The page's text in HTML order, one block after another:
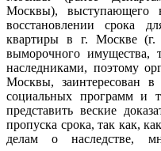
Москвы), выступающего
восстановлении срока
квартиры в г. Москве (г.
выморочного имущества,
наследниками, поэтому
Москвы, заинтересован в
социальных программ и
представить веские
пропуска срока, так как,
делам о наследстве,